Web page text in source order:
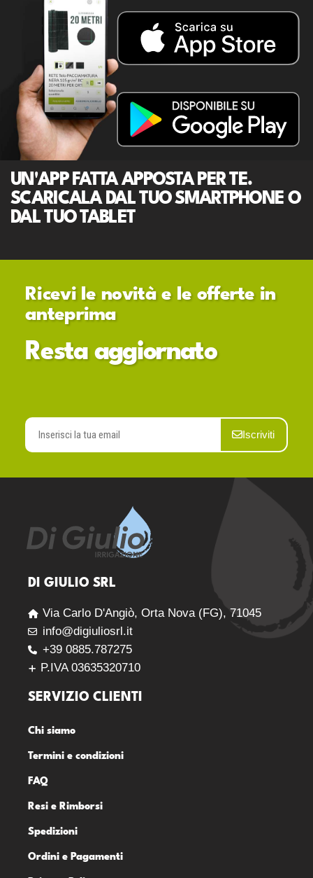
UN'APP FATTA APPOSTA PER TE.
SCARICALA DAL TUO SMARTPHONE O
DAL TUO TABLET
Ricevi le novità e le offerte in
anteprima
Resta aggiornato
Iscriviti
DI GIULIO SRL
Via Carlo D'Angiò, Orta Nova (FG), 71045
info@digiuliosrl.it
+39 0885.787275
P.IVA 03635320710
SERVIZIO CLIENTI
Chi siamo
Termini e condizioni
FAQ
Resi e Rimborsi
Spedizioni
Ordini e Pagamenti